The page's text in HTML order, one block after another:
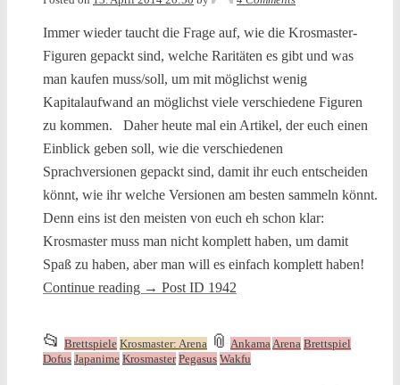
Immer wieder taucht die Frage auf, wie die Krosmaster-
Figuren gepackt sind, welche Raritäten es gibt und was
man kaufen muss/soll, um mit möglichst wenig
Kapitalaufwand an möglichst viele verschiedene Figuren
zu kommen. Daher heute mal ein Artikel, der euch einen
Einblick geben soll, wie die verschiedenen
Sprachversionen gepackt sind, damit ihr euch entscheiden
könnt, wie ihr welche Versionen am besten sammeln könnt.
Denn eins ist den meisten von euch eh schon klar:
Krosmaster muss man nicht komplett haben, um damit
Spaß zu haben, aber man will es einfach komplett haben!
Continue reading → Post ID 1942
📂 This
entry
Brettspiele Krosmaster: Arena 📎 and
tagged
Ankama Arena Brettspiel
Dofus Japanime Krosmaster Pegasus Wakfu